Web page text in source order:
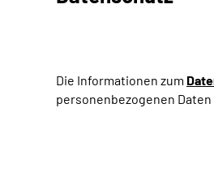
Die Informationen zum
personenbezogenen